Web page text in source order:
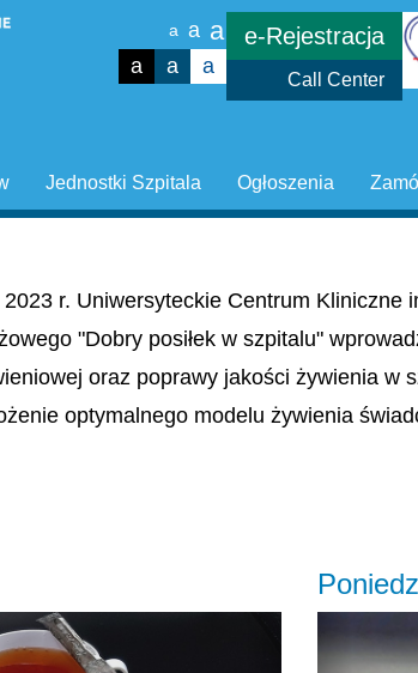
a a a
a a a
e-Rejestracja
Call Center
Ogłoszenia
Jednostki Szpitala
r. Uniwersyteckie Centrum
"Dobry posiłek w szpitalu"
oraz poprawy jakości żywienia
optymalnego modelu żywienia